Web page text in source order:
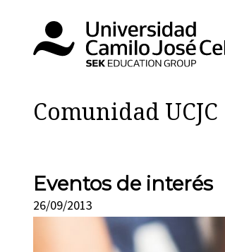
Comunidad UCJC
Eventos de interés
26/09/2013